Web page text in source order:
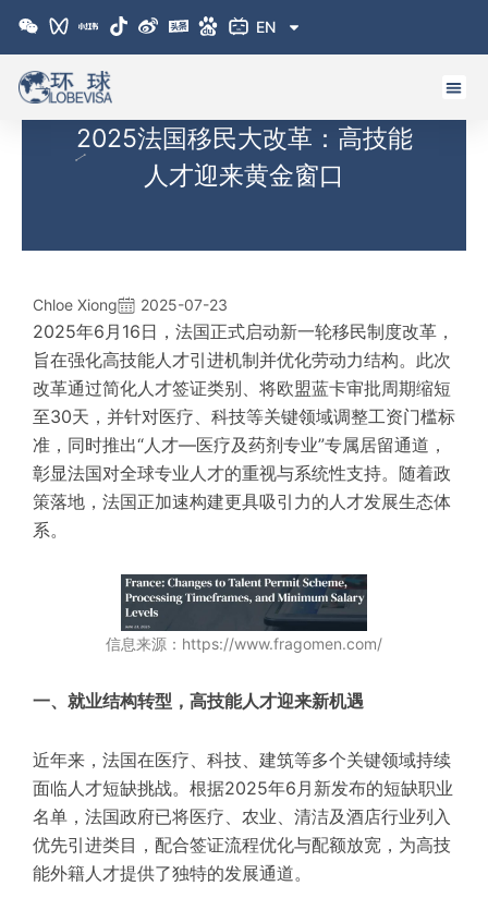
EN
2025法国移民大改革：高技能
人才迎来黄金窗口
Chloe Xiong 2025-07-23
2025年6月16日，法国正式启动新一轮移民制度改革，
旨在强化高技能人才引进机制并优化劳动力结构。此次
改革通过简化人才签证类别、将欧盟蓝卡审批周期缩短
至30天，并针对医疗、科技等关键领域调整工资门槛标
准，同时推出“人才—医疗及药剂专业”专属居留通道，
彰显法国对全球专业人才的重视与系统性支持。随着政
策落地，法国正加速构建更具吸引力的人才发展生态体
系。
信息来源：https://www.fragomen.com/
一、就业结构转型，高技能人才迎来新机遇
近年来，法国在医疗、科技、建筑等多个关键领域持续
面临人才短缺挑战。根据2025年6月新发布的短缺职业
名单，法国政府已将医疗、农业、清洁及酒店行业列入
优先引进类目，配合签证流程优化与配额放宽，为高技
能外籍人才提供了独特的发展通道。